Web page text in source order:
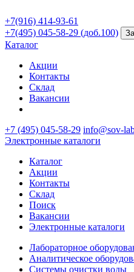
+7(916) 414-93-61
+7(495) 045-58-29 (доб.100)
Каталог
Акции
Контакты
Склад
Вакансии
+7 (495) 045-58-29 info@sov-
Электронные каталоги
Каталог
Акции
Контакты
Склад
Поиск
Вакансии
Электронные каталоги
Лабораторное
Аналитическое
Системы очистки воды